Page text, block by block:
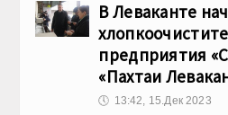
В Леваканте
предприятия
«Пахтаи
🕔 13:42, 15.Дек 2023